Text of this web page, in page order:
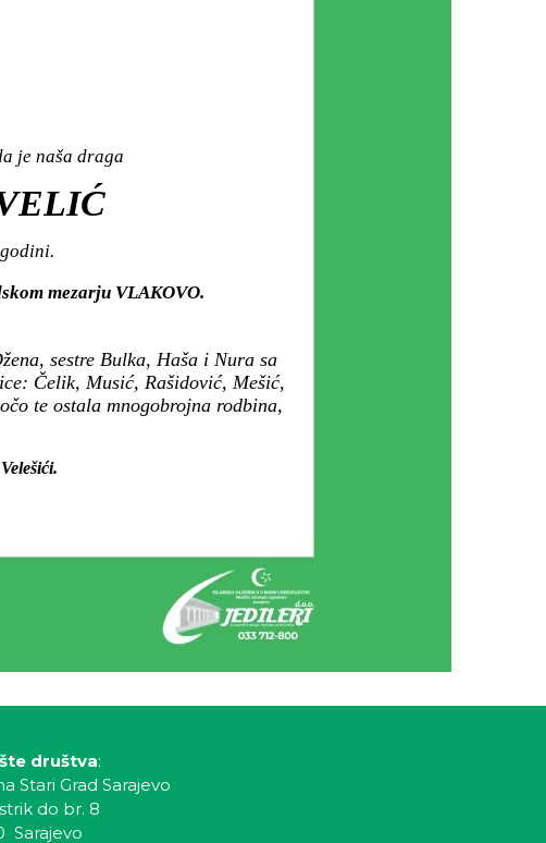
je naša draga
mezarju VLAKOVO.
sestre Bulka, Haša i Nura sa
Čelik, Musić, Rašidović, Mešić,
te ostala mnogobrojna rodbina,
društva:
Stari Grad Sarajevo
do br. 8
Sarajevo